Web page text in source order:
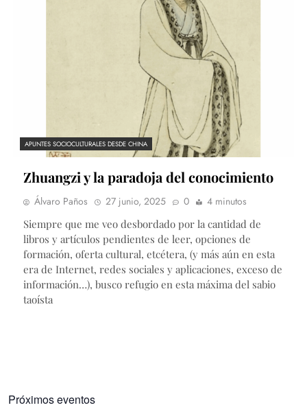
APUNTES SOCIOCULTURALES DESDE CHINA
Zhuangzi y la paradoja del conocimiento
Álvaro Paños 27 junio, 2025 0
4 minutos
Siempre que me veo desbordado por la cantidad de
libros y artículos pendientes de leer, opciones de
formación, oferta cultural, etcétera, (y más aún en esta
era de Internet, redes sociales y aplicaciones, exceso de
información…), busco refugio en esta máxima del sabio
taoísta
Próximos eventos